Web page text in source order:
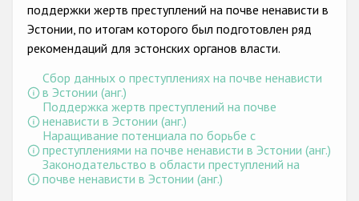
поддержки жертв преступлений на почве ненависти в
Эстонии, по итогам которого был подготовлен ряд
рекомендаций для эстонских органов власти.
Сбор данных о преступлениях на почве ненависти
в Эстонии (анг.)
Поддержка жертв преступлений на почве
ненависти в Эстонии (анг.)
Наращивание потенциала по борьбе с
преступлениями на почве ненависти в Эстонии (анг.)
Законодательство в области преступлений на
почве ненависти в Эстонии (анг.)